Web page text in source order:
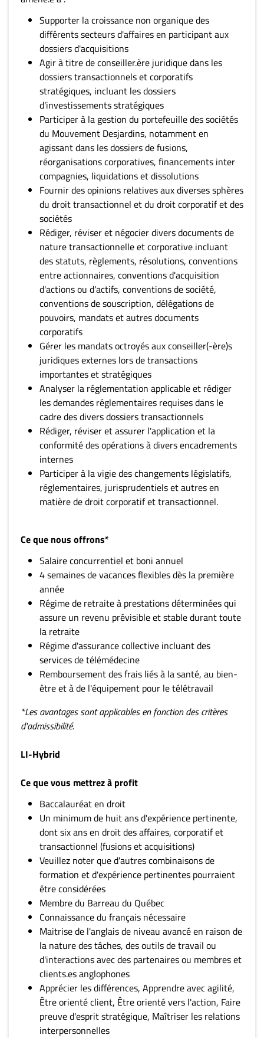
Supporter la croissance non organique des
différents secteurs d'affaires en participant aux
dossiers d'acquisitions
Agir à titre de conseiller.ère juridique dans les
dossiers transactionnels et corporatifs
stratégiques, incluant les dossiers
d'investissements stratégiques
Participer à la gestion du portefeuille des sociétés
du Mouvement Desjardins, notamment en
agissant dans les dossiers de fusions,
réorganisations corporatives, financements inter
compagnies, liquidations et dissolutions
Fournir des opinions relatives aux diverses sphères
du droit transactionnel et du droit corporatif et des
sociétés
Rédiger, réviser et négocier divers documents de
nature transactionnelle et corporative incluant
des statuts, règlements, résolutions, conventions
entre actionnaires, conventions d'acquisition
d'actions ou d'actifs, conventions de société,
conventions de souscription, délégations de
pouvoirs, mandats et autres documents
corporatifs
Gérer les mandats octroyés aux conseiller(-ère)s
juridiques externes lors de transactions
importantes et stratégiques
Analyser la réglementation applicable et rédiger
les demandes réglementaires requises dans le
cadre des divers dossiers transactionnels
Rédiger, réviser et assurer l'application et la
conformité des opérations à divers encadrements
internes
Participer à la vigie des changements législatifs,
réglementaires, jurisprudentiels et autres en
matière de droit corporatif et transactionnel.
Ce que nous offrons*
Salaire concurrentiel et boni annuel
4 semaines de vacances flexibles dès la première
année
Régime de retraite à prestations déterminées qui
assure un revenu prévisible et stable durant toute
la retraite
Régime d'assurance collective incluant des
services de télémédecine
Remboursement des frais liés à la santé, au bien-
être et à de l'équipement pour le télétravail
*Les avantages sont applicables en fonction des critères
d'admissibilité.
LI-Hybrid
Ce que vous mettrez à profit
Baccalauréat en droit
Un minimum de huit ans d'expérience pertinente,
dont six ans en droit des affaires, corporatif et
transactionnel (fusions et acquisitions)
Veuillez noter que d'autres combinaisons de
formation et d'expérience pertinentes pourraient
être considérées
Membre du Barreau du Québec
Connaissance du français nécessaire
Maitrise de l'anglais de niveau avancé en raison de
la nature des tâches, des outils de travail ou
d'interactions avec des partenaires ou membres et
clients.es anglophones
Apprécier les différences, Apprendre avec agilité,
Être orienté client, Être orienté vers l'action, Faire
preuve d'esprit stratégique, Maîtriser les relations
interpersonnelles